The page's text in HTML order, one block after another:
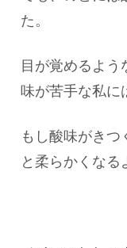
た。
目が覚めるよ
味が苦手な私に
もし酸味がきつ
と柔らかくなる